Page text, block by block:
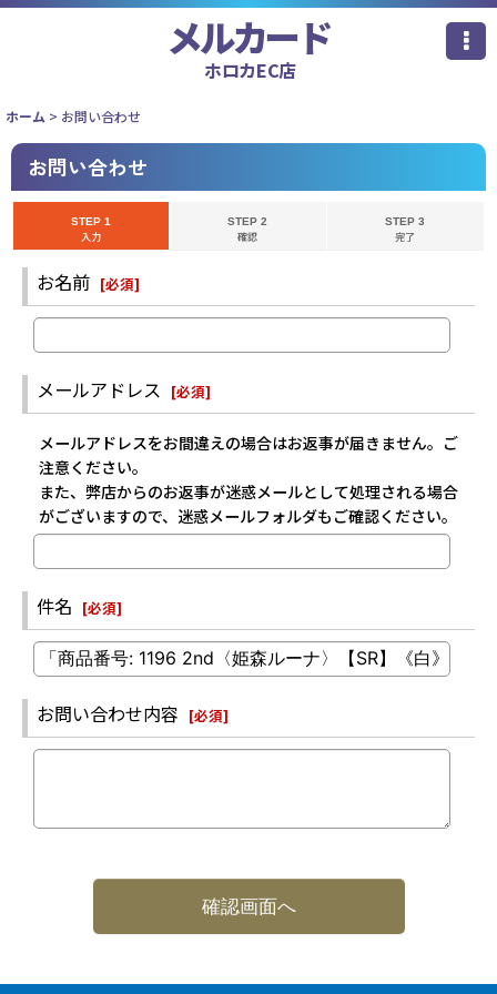
メルカード
ホロカEC店
ホーム > お問い合わせ
お問い合わせ
STEP 1
入力
STEP 2
確認
STEP 3
完了
お名前 [必須]
メールアドレス [必須]
メールアドレスをお間違えの場合はお返事が届きません。ご
注意ください。
また、弊店からのお返事が迷惑メールとして処理される場合
がございますので、迷惑メールフォルダもご確認ください。
件名 [必須]
お問い合わせ内容 [必須]
確認画面へ